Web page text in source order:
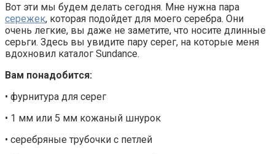
Вот эти мы будем делать сегодня. Мне нужна пара
сережек, которая подойдет для моего серебра. Они
очень легкие, вы даже не заметите, что носите длинные
серьги. Здесь вы увидите пару серег, на которые меня
вдохновил каталог Sundance.
Вам понадобится:
• фурнитура для серег
• 1 мм или 5 мм кожаный шнурок
• серебряные трубочки с петлей